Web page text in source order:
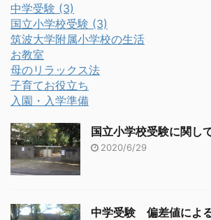
中学受験 (3)
国立小学校受験 (3)
筑波大学附属小学校の生活
お教室
母のリラックス法
子育てお役立ち
入園・入学準備
国立小学校受験に関し
2020/6/29
中学受験 偏差値によ